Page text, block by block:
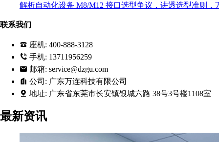
解析自动化设备 M8/M12 接口选型争议，讲透选型准则
联系我们
座机: 400-888-3128
手机: 13711956259
邮箱: service@dzgu.com
公司: 广东万连科技有限公司
地址: 广东省东莞市长安镇银城六路 38号3号楼1108室
最新资讯